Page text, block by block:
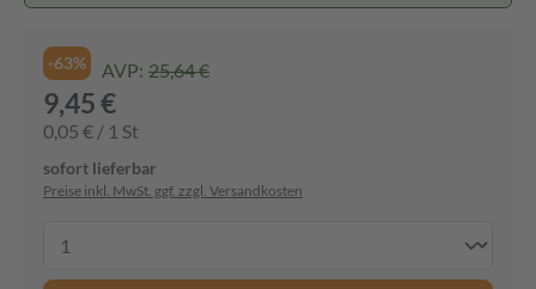
-63% AVP: 25,64 €
9,45 €
0,05 € / 1 St
sofort lieferbar
Preise inkl. MwSt. ggf. zzgl. Versandkosten